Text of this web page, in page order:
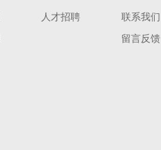
人才招聘 联系我们
留言反馈